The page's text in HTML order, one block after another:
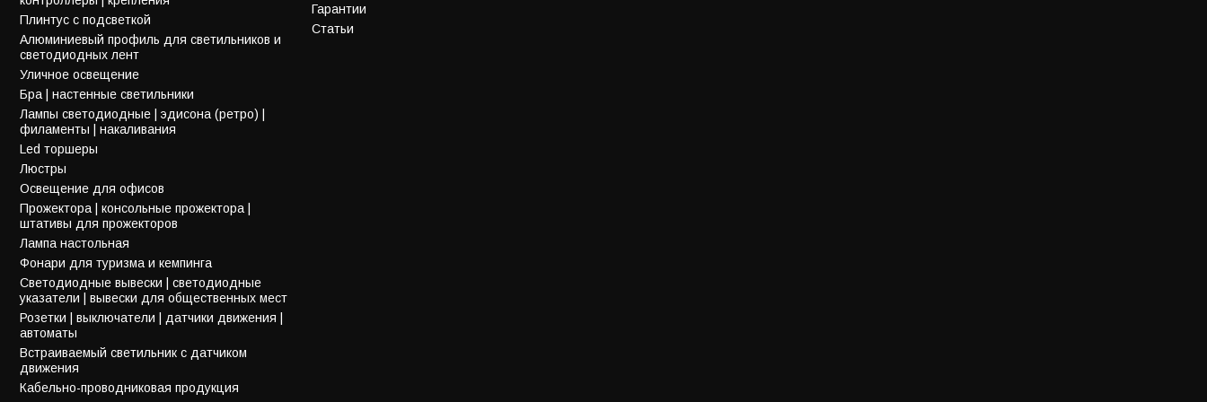
Плинтус с подсветкой
Алюминиевый профиль для светильников и
светодиодных лент
Уличное освещение
Бра | настенные светильники
Лампы светодиодные | эдисона (ретро) |
филаменты | накаливания
Led торшеры
Люстры
Освещение для офисов
Прожектора | консольные прожектора |
штативы для прожекторов
Лампа настольная
Фонари для туризма и кемпинга
Светодиодные вывески | светодиодные
указатели | вывески для общественных мест
Розетки | выключатели | датчики движения |
автоматы
Встраиваемый светильник с датчиком
движения
Кабельно-проводниковая продукция
Гарантии
Статьи